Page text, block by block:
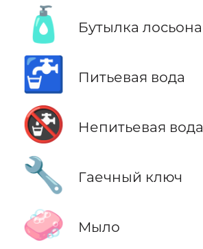
🧴 Бутылка лосьона
🚰 Питьевая вода
🚱 Непитьевая вода
🔧 Гаечный ключ
🧼 Мыло